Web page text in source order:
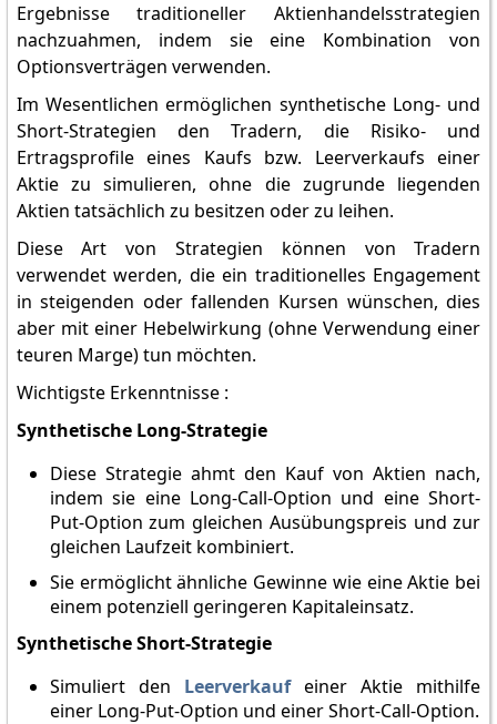
Ergebnisse traditioneller Aktienhandelsstrategien
nachzuahmen, indem sie eine Kombination von
Optionsverträgen verwenden.
Im Wesentlichen ermöglichen synthetische Long- und
Short-Strategien den Tradern, die Risiko- und
Ertragsprofile eines Kaufs bzw. Leerverkaufs einer
Aktie zu simulieren, ohne die zugrunde liegenden
Aktien tatsächlich zu besitzen oder zu leihen.
Diese Art von Strategien können von Tradern
verwendet werden, die ein traditionelles Engagement
in steigenden oder fallenden Kursen wünschen, dies
aber mit einer Hebelwirkung (ohne Verwendung einer
teuren Marge) tun möchten.
Wichtigste Erkenntnisse :
Synthetische Long-Strategie
Diese Strategie ahmt den Kauf von Aktien nach,
indem sie eine Long-Call-Option und eine Short-
Put-Option zum gleichen Ausübungspreis und zur
gleichen Laufzeit kombiniert.
Sie ermöglicht ähnliche Gewinne wie eine Aktie bei
einem potenziell geringeren Kapitaleinsatz.
Synthetische Short-Strategie
Simuliert den Leerverkaufeiner Aktie mithilfe
einer Long-Put-Option und einer Short-Call-Option.